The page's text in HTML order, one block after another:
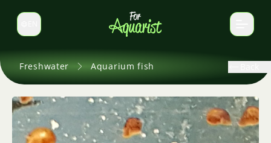
Switch language
Freshwater Aquarium fish